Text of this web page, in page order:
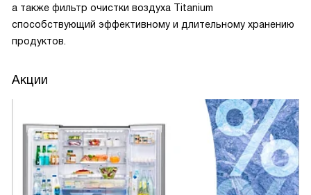
а также фильтр очистки воздуха Titanium
способствующий эффективному и длительному хранению
продуктов.
Акции